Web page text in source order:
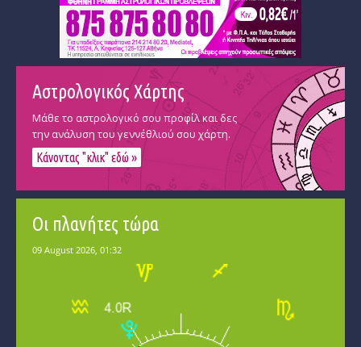
Αστρολογικός Χάρτης
Μάθε το αστρολογικό σου προφίλ και δες
την ανάλυση του γεννέθλιού σου χάρτη.
Κάνοντας "κλικ" εδώ »
Οι πλανήτες τώρα